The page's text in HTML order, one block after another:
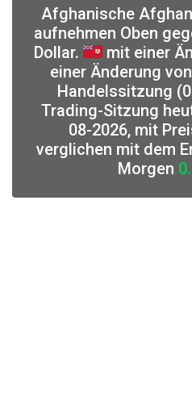
Afghanische
aufnehmen Oben
Dollar.
mit einer
einer Änderung
Handelssitzung
Trading-Sitzung
08-2026, mit
verglichen mit dem
Morgen